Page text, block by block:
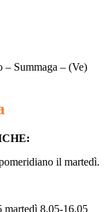
– Summaga – (Ve)
:
il martedì.
martedì 8,05-16,05